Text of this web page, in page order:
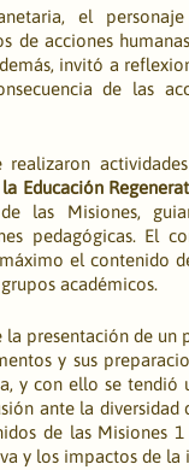
el
de acciones
invitó a
de las
Educación
las Misiones,
pedagógicas. El
el contenido
académicos.
la presentación de
y sus
y con ello se tendió
ante la diversidad
de las Misiones
y los impactos de